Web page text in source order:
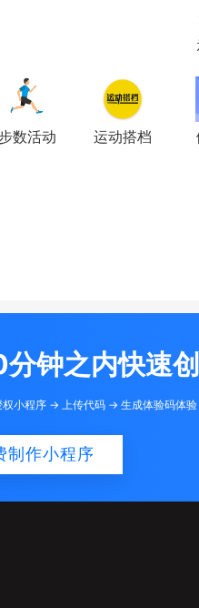
步数活动 运动搭档
钟之内快速
小程序 -> 上传代码 -> 生成体验码体
制作小程序